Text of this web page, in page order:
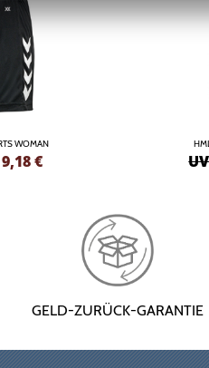
WOMAN
9,18€
GELD-ZURÜCK-GARANTIE